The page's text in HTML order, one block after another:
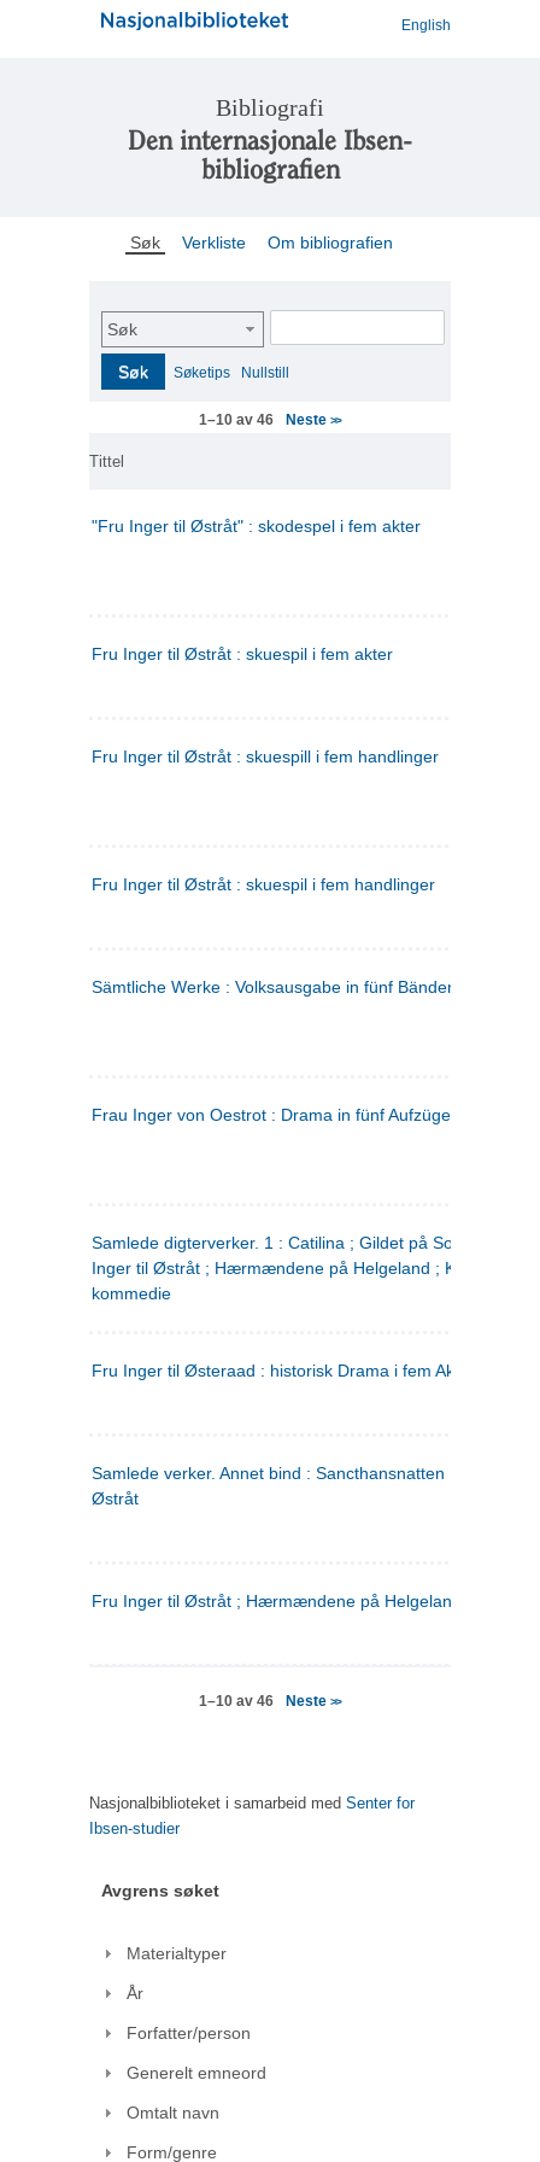
English
Bibliografi
Den internasjonale Ibsen-
bibliografien
Søk Verkliste Om bibliografien
Søk
Søk Søketips Nullstill
1–10 av 46 Neste>>
Tittel
"Fru Inger til Østråt" : skodespel i fem akter
Fru Inger til Østråt : skuespil i fem akter
Fru Inger til Østråt : skuespill i fem handlinger
Fru Inger til Østråt : skuespil i fem handlinger
Sämtliche Werke : Volksausgabe in fünf Bänden
Frau Inger von Oestrot : Drama in fünf Aufzügen
Samlede digterverker. 1 : Catilina ; Gildet på Solhaug ; Fru
Inger til Østråt ; Hærmændene på Helgeland ;
kommedie
Fru Inger til Østeraad : historisk Drama i fem Akter
Samlede verker. Annet bind : Sancthansnatten ; Fru Inger
Østråt
Fru Inger til Østråt ; Hærmændene på Helgeland
1–10 av 46 Neste>>
Nasjonalbiblioteket i samarbeid med Senter for
Ibsen-studier
Avgrens søket
Materialtyper
År
Forfatter/person
Generelt emneord
Omtalt navn
Form/genre